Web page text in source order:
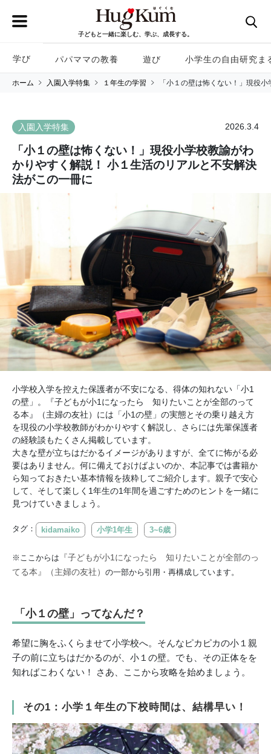
子どもと一緒に楽しむ、学ぶ、成長する。
学び パパママの教養 遊び 小学生の自由研究ま
ホーム 入園入学特集 １年生の学習 「小１の壁は怖くない！」現役
入園入学特集 2026.3.4
「小１の壁は怖くない！」現役小学校教諭がわ
かりやすく解説！ 小１生活のリアルと不安解決
法がこの一冊に
小学校入学を控えた保護者が不安になる、得体の知れない「小1
の壁」。『子どもが小1になったら 知りたいことが全部のって
る本』（主婦の友社）には「小1の壁」の実態とその乗り越え方
を現役の小学校教師がわかりやすく解説し、さらには先輩保護者
の経験談もたくさん掲載しています。
大きな壁が立ちはだかるイメージがありますが、全てに怖がる必
要はありません。何に備えておけばよいのか、本記事では書籍か
ら知っておきたい基本情報を抜粋してご紹介します。親子で安心
して、そして楽しく1年生の1年間を過ごすためのヒントを一緒に
見つけていきましょう。
タグ： kidamaiko 小学1年生 3~6歳
※ここからは 『子どもが小1になったら 知りたいことが全部のっ
てる本』（主婦の友社） の一部から引用・再構成しています。
「小１の壁」ってなんだ？
希望に胸をふくらませて小学校へ。そんなピカピカの小１親
子の前に立ちはだかるのが、小１の壁。でも、その正体をを
知ればこわくない！ さあ、ここから攻略を始めましょう。
その1：小学１年生の下校時間は、結構早い！